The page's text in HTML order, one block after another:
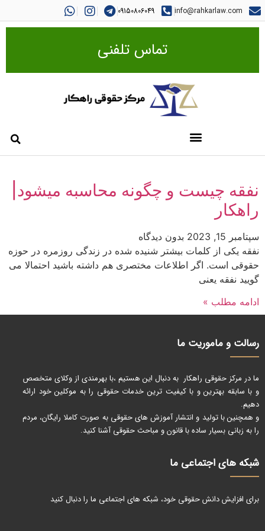
info@rahkarlaw.com
09150806049
تماس تلفنی
نفقه چیست و چگونه محاسبه میشود|
راهکار
سپتامبر 15, 2023
بدون دیدگاه
نفقه یکی از کلمات بیشتر شنیده شده در زندگی روزمره در حوزه
حقوقی است. اگر اطلاعات مختصری هم داشته باشید احتمالا می
گویید نفقه یعنی
ادامه مطلب »
رسالت و ماموریت ما
ما در مرکز حقوقی راهکار به دنبال این هستیم ،با بهرمندی از وکلای متخصص
و با سابقه بهترین و با کیفیت ترین خدمات حقوقی را به موکلین خود ارائه
دهیم.
و همچنین با تولید و انتشار آموزش های حقوقی به صورت کاملا رایگان، مردم
را به زبانی بسیار ساده با قانون و مباحث حقوقی آشنا کنید.
شبکه های اجتماعی ما
برای افزایش دانش حقوقی خود، شبکه های اجتماعی ما را دنبال کنید